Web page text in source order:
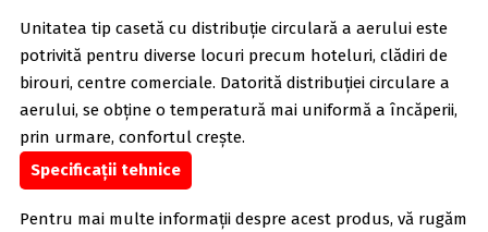
Unitatea tip casetă cu distribuție circulară a aerului este
potrivită pentru diverse locuri precum hoteluri, clădiri de
birouri, centre comerciale. Datorită distribuției circulare a
aerului, se obține o temperatură mai uniformă a încăperii,
prin urmare, confortul crește.
Specificații tehnice
Pentru mai multe informații despre acest produs, vă rugăm